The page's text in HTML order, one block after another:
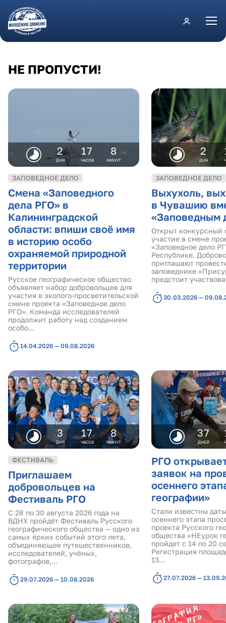
Перейти к основному содержанию
НЕ ПРОПУСТИ!
2
ДНЯ
17
ЧАСОВ
8
МИНУТ
ЗАПОВЕДНОЕ ДЕЛО
Смена «Заповедного
дела РГО» в
Калининградской
области: впиши своё имя
в историю особо
охраняемой природной
территории
Русское географическое общество
объявляет набор добровольцев для
участия в эколого-просветительской
смене проекта «Заповедное дело
РГО». Команда исследователей
продолжит работу над созданием
особо...
14.04.2026 — 09.08.2026
2
ДНЯ
ЗАПОВЕДНОЕ ДЕЛО
Выхухоль,
в Чувашию
«Заповедным
Открыт конкурсный
участие в смене
«Заповедное дело
Республике.
приглашают
заповеднике
предстоит
30.03.2026 —
3
ДНЯ
17
ЧАСОВ
8
МИНУТ
ФЕСТИВАЛЬ
Приглашаем
добровольцев на
Фестиваль РГО
С 28 по 30 августа 2026 года на
ВДНХ пройдёт Фестиваль Русского
географического общества — одно из
самых ярких событий этого лета,
объединяющее путешественников,
исследователей, учёных,
фотографов,...
29.07.2026 — 10.08.2026
37
ДНЕЙ
РГО
заявок на
осеннего
географии»
Стали известны
осеннего этапа
проекта Русского
общества «НЕурок
пройдет с 14 по 20
Регистрация
13...
27.07.2026 —